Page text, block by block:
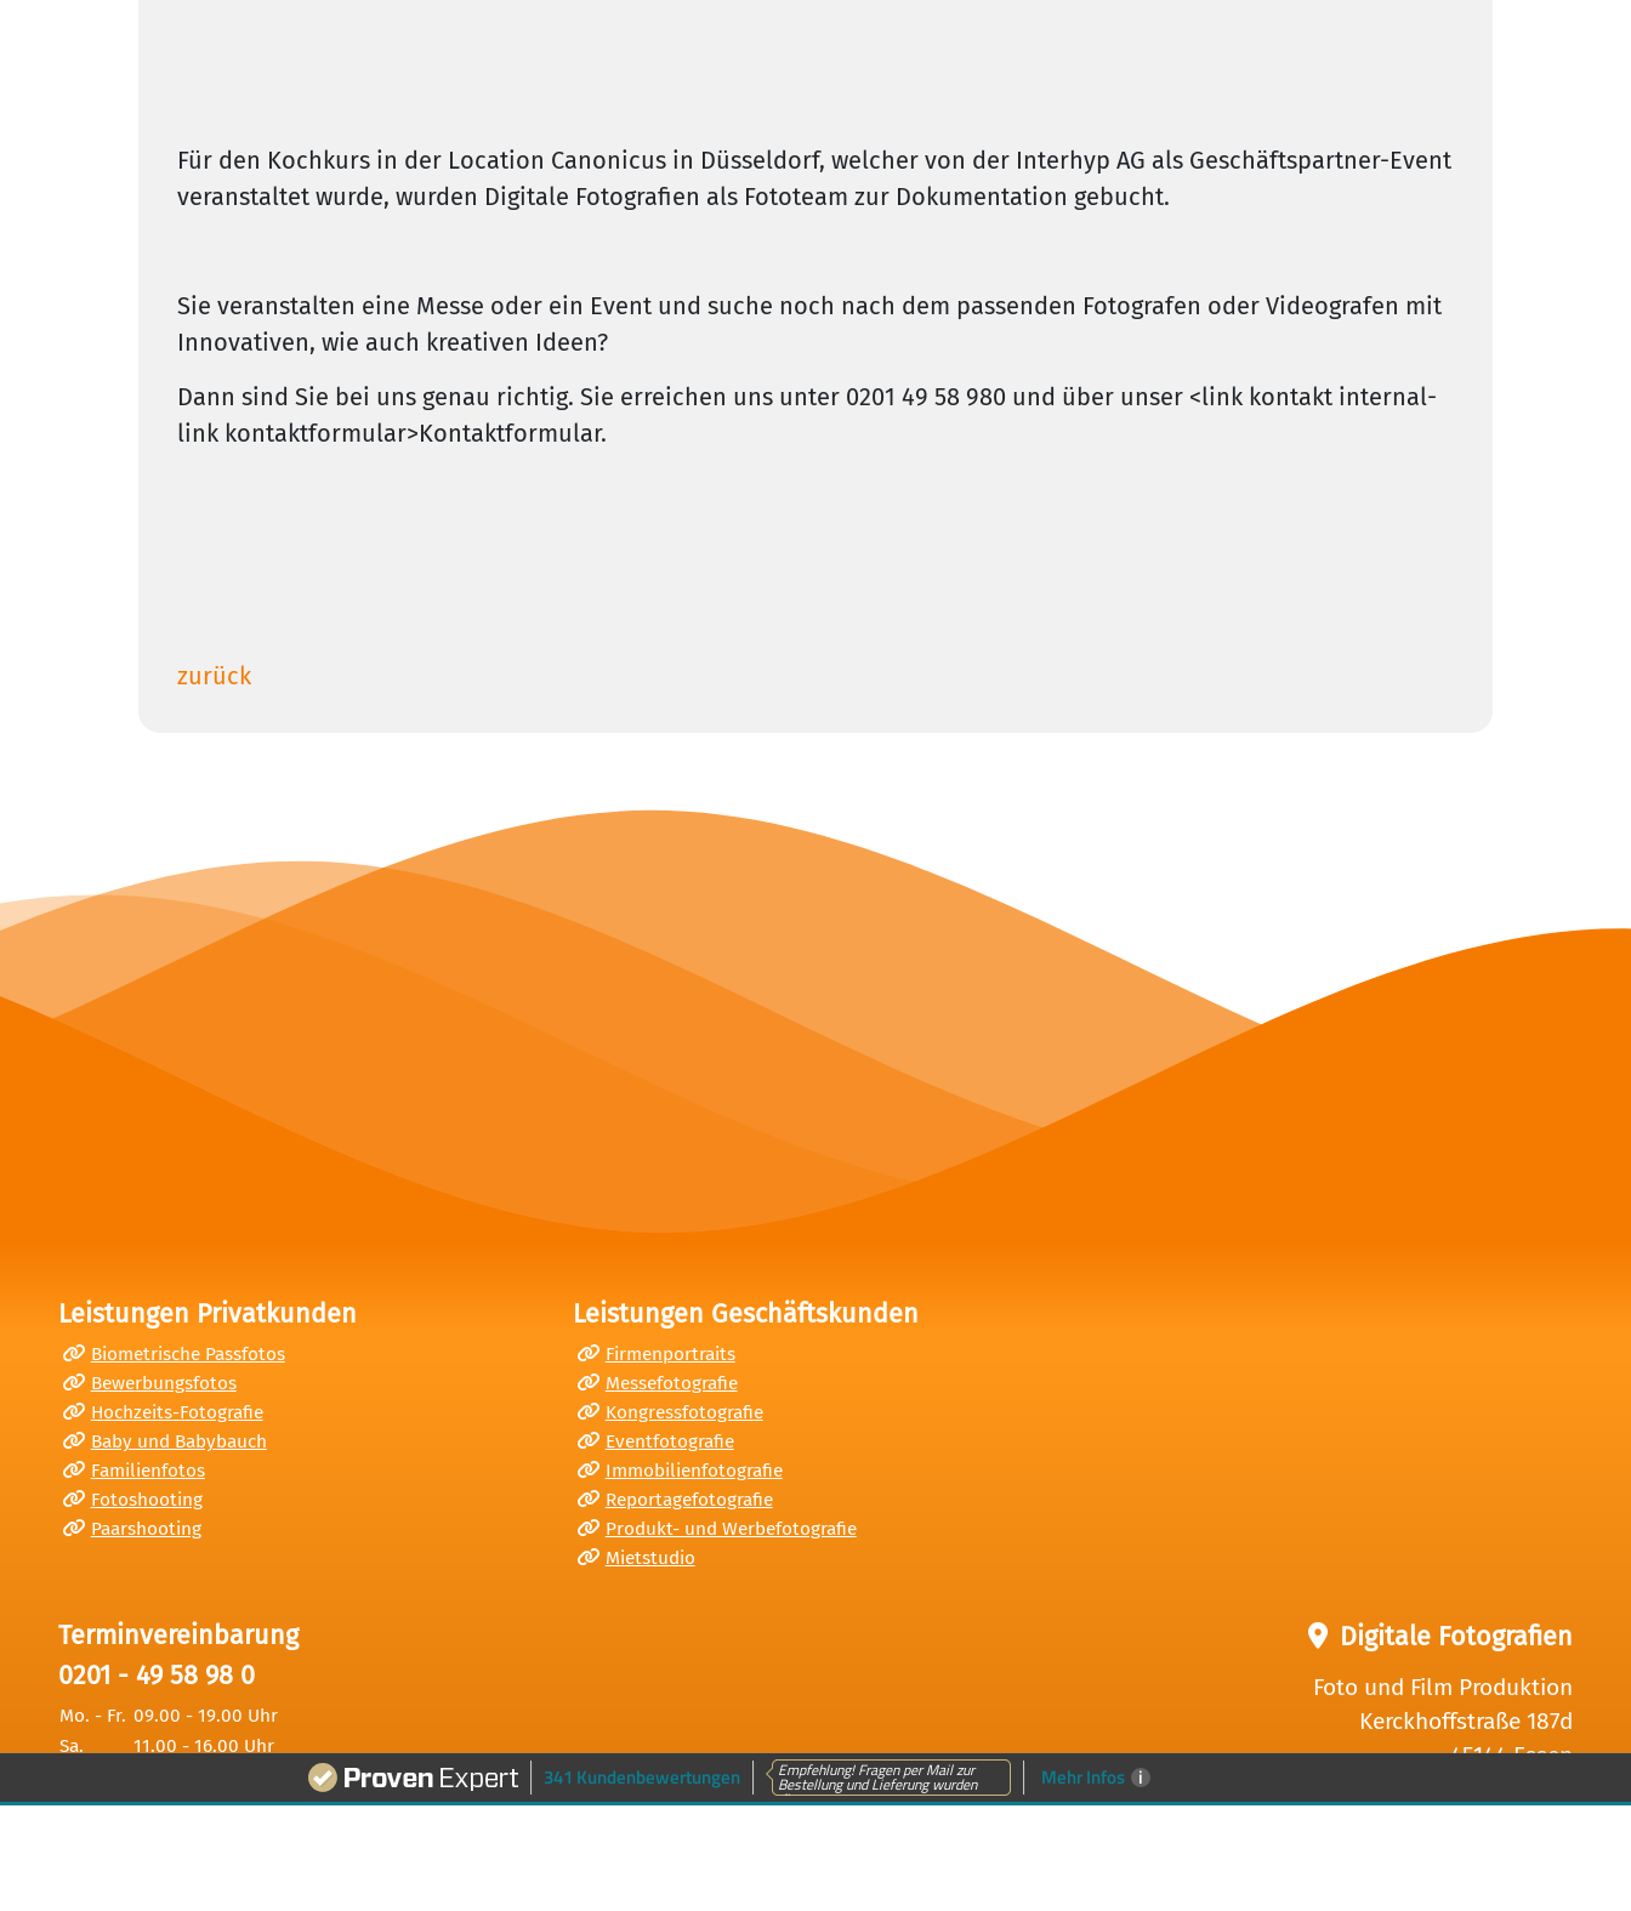
Für den Kochkurs in der Location Canonicus in Düsseldorf, welcher von der Interhyp AG als Geschäftspartner-Event
veranstaltet wurde, wurden Digitale Fotografien als Fototeam zur Dokumentation gebucht.
Sie veranstalten eine Messe oder ein Event und suche noch nach dem passenden Fotografen oder Videografen mit
Innovativen, wie auch kreativen Ideen?
Dann sind Sie bei uns genau richtig. Sie erreichen uns unter 0201 49 58 980 und über unser <link kontakt internal-
link kontaktformular>Kontaktformular.
zurück
Leistungen Privatkunden
Biometrische Passfotos
Bewerbungsfotos
Hochzeits-Fotografie
Baby und Babybauch
Familienfotos
Fotoshooting
Paarshooting
Leistungen Geschäftskunden
Firmenportraits
Messefotografie
Kongressfotografie
Eventfotografie
Immobilienfotografie
Reportagefotografie
Produkt- und Werbefotografie
Mietstudio
Terminvereinbarung
0201 - 49 58 98 0
Mo. - Fr. 09.00 - 19.00 Uhr
Sa.
11.00 - 16.00 Uhr
Digitale Fotografien
Foto und Film Produktion
Kerckhoffstraße 187d
45144 Essen
341 Kundenbewertungen Empfehlung! Fragen per Mail zur
Bestellung und Lieferung wurden
dir...
Mehr Infos i